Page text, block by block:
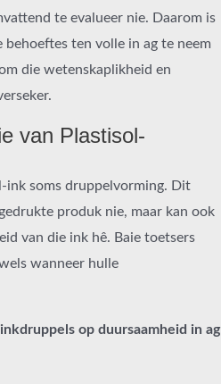
te evalueer nie. Daarom is
ten volle in ag te neem
die wetenskaplikheid en
van Plastisol-
ink soms druppelvorming. Dit
produk nie, maar kan ook
van die ink hê. Baie toetsers
wanneer hulle
op duursaamheid in ag